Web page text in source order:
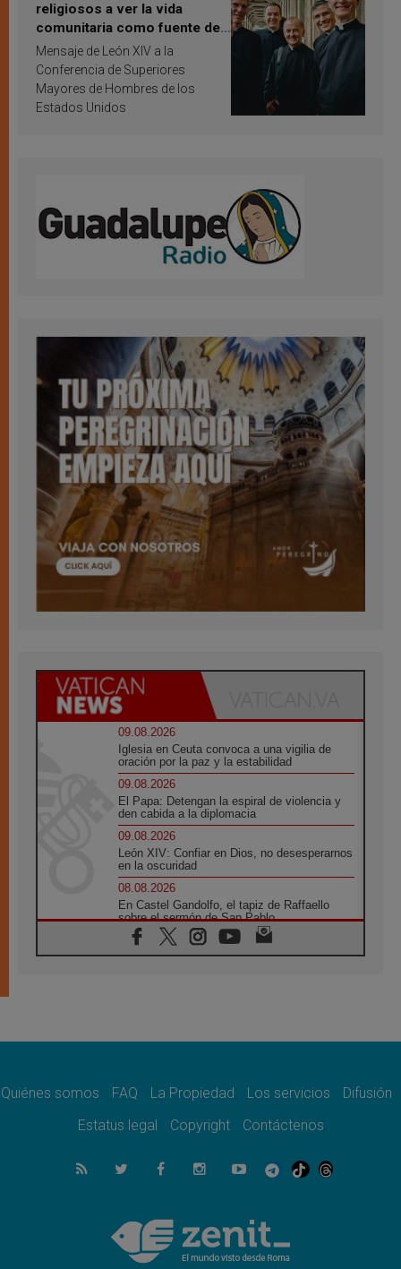
religiosos a ver la vida
comunitaria como fuente de
inspiración y santificación
Mensaje de León XIV a la
Conferencia de Superiores
Mayores de Hombres de los
Estados Unidos
09.08.2026
Iglesia en Ceuta convoca a una vigilia de
oración por la paz y la estabilidad
09.08.2026
El Papa: Detengan la espiral de violencia y
den cabida a la diplomacia
09.08.2026
León XIV: Confiar en Dios, no desesperarnos
en la oscuridad
08.08.2026
En Castel Gandolfo, el tapiz de Raffaello
sobre el sermón de San Pablo
08.08.2026
En Colombia, «la paz no se compra con una
08.08.2026
08.08.2026
del Buen Consejo de Genazzano
Filipinas: el Vicariato Apostólico de Calapán
se convierte en diócesis
Honduras: Los desplazados invisibles de una
crisis olvidada
Quiénes somos FAQ La Propiedad Los servicios
Difusión
Estatus legal
Copyright Contáctenos